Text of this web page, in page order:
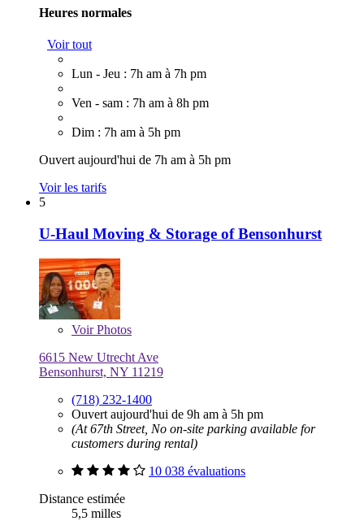
Heures normales
Voir tout
Lun - Jeu : 7h am à 7h pm
Ven - sam : 7h am à 8h pm
Dim : 7h am à 5h pm
Ouvert aujourd'hui de 7h am à 5h pm
Voir les tarifs
5
U-Haul Moving & Storage of Bensonhurst
VoirPhotos
6615 New Utrecht Ave
Bensonhurst, NY 11219
(718) 232-1400
Ouvert aujourd'hui de 9h am à 5h pm
(At 67th Street, No on-site parking available for
customers during rental)
10 038 évaluations
Distance estimée
5,5 milles